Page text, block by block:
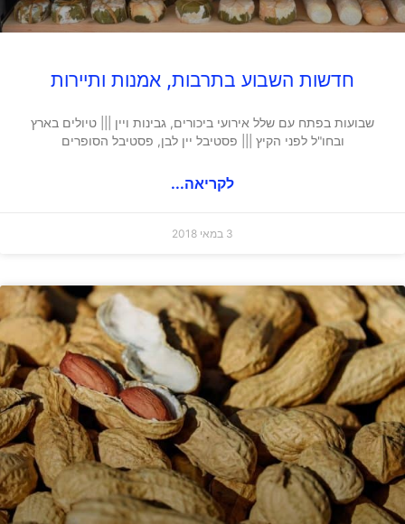
חדשות השבוע בתרבות, אמנות ותיירות
שבועות בפתח עם שלל אירועי ביכורים, גבינות ויין ||| טיולים בארץ
ובחו"ל לפני הקיץ ||| פסטיבל יין לבן, פסטיבל הסופרים
לקריאה...
3 במאי 2018